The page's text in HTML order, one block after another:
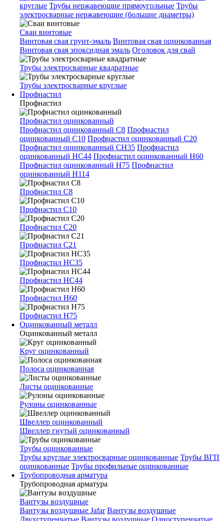
круглые Трубы нержавеющие прямоугольные Трубы
электросварные нержавеющие (большие диаметры)
Сваи винтовые
Винтовая свая грунт-эмаль Винтовая свая оцинкованная
Винтовая свая эпоксидная эмаль Оголовок для свай
Трубы электросварные квадратные
Трубы электросварные круглые
Профнастил
Профнастил
Профнастил оцинкованный
Профнастил оцинкованный С8 Профнастил
оцинкованный С10 Профнастил оцинкованный С20
Профнастил оцинкованный СН35 Профнастил
оцинкованный НС44 Профнастил оцинкованный Н60
Профнастил оцинкованный Н75 Профнастил
оцинкованный Н114
Профнастил С8
Профнастил С10
Профнастил С20
Профнастил С21
Профнастил НС35
Профнастил НС44
Профнастил Н60
Профнастил Н75
Оцинкованный металл
Оцинкованный металл
Круг оцинкованный
Полоса оцинкованная
Листы оцинкованные
Рулоны оцинкованные
Швеллер оцинкованный
Швеллер гнутый оцинкованный
Трубы оцинкованные
Трубы круглые электросварные оцинкованные Трубы ВГП
оцинкованные Трубы профильные оцинкованные
Трубопроводная арматура
Трубопроводная арматура
Вантузы воздушные
Вантузы воздушные Jafar Вантузы воздушные
Двухступенчатые Вантузы воздушные Одноступенчатые